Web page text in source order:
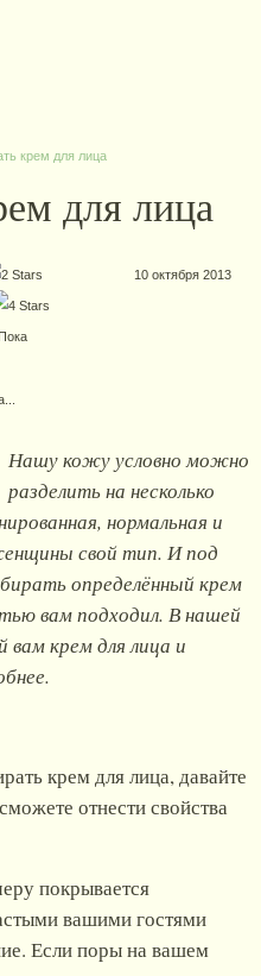
крем для лица
для лица
10 октября 2013
Нашу кожу условно можно
разделить на несколько
нормальная и
свой тип. И под
определённый крем
вам подходил. В нашей
крем для лица и
крем для лица, давайте
отнести свойства
покрывается
вашими гостями
Если поры на вашем